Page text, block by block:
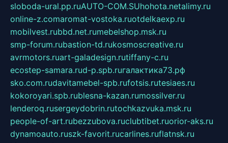
sloboda-ural.pp.ruAUTO-COM.SUhohota.netalimy.ru
online-z.comaromat-vostoka.ruotdelkaexp.ru
mobilvest.rubbd.net.rumebelshop.msk.ru
smp-forum.rubastion-td.rukosmoscreative.ru
avrmotors.ruart-galadesign.rutiffany-c.ru
ecostep-samara.rud-p.spb.ruгалактика73.рф
sko.com.rudavitamebel-spb.rufotsis.rutesiaes.ru
kokoroyari.spb.rublesna-kazan.rumossilver.ru
lenderoq.rusergeydobrin.rutochkazvuka.msk.ru
people-of-art.rubezzubova.ruclubtibet.ruorior-aks.ru
dynamoauto.ruszk-favorit.rucarlines.ruflatnsk.ru